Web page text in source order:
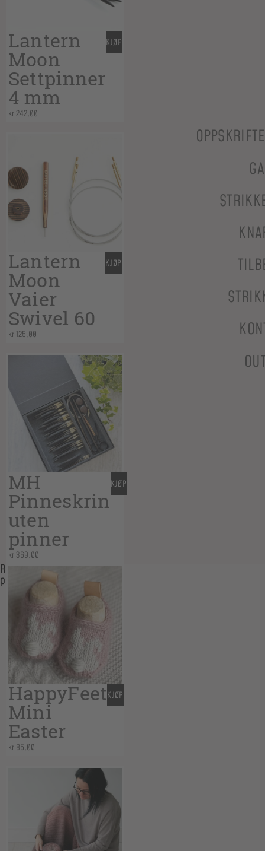
Lantern
Moon
Settpinner
4 mm
kr242,00
KJØP
Lantern
Moon
Vaier
Swivel 60
kr125,00
KJØP
MH
Pinneskrin
uten
pinner
kr369,00
KJØP
Relaterte
produkter
HappyFeet
Mini
Easter
kr85,00
KJØP